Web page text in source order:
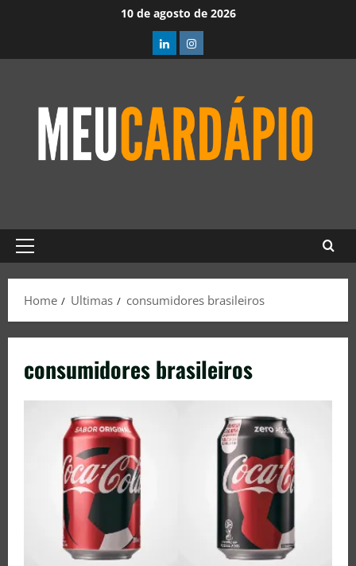
10 de agosto de 2026
Home Ultimas consumidores brasileiros
consumidores brasileiros